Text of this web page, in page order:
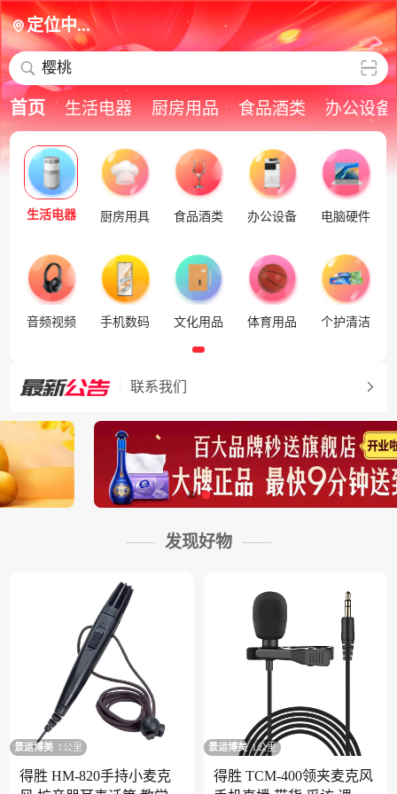
定位中...
樱桃
首页 生活电器 厨房用品 食品酒类 办公设备
生活电器 厨房用具 食品酒类 办公设备 电脑硬件
音频视频 手机数码 文化用品 体育用品 个护清洁
联系我们
发现好物
景运博美 1公里
得胜 HM-820手持小麦克
景运博美 1公里
得胜 TCM-400领夹麦克风